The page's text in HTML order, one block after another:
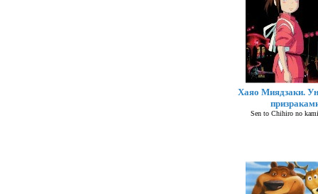
Хаяо Миядзаки.
Sen to Chihiro no